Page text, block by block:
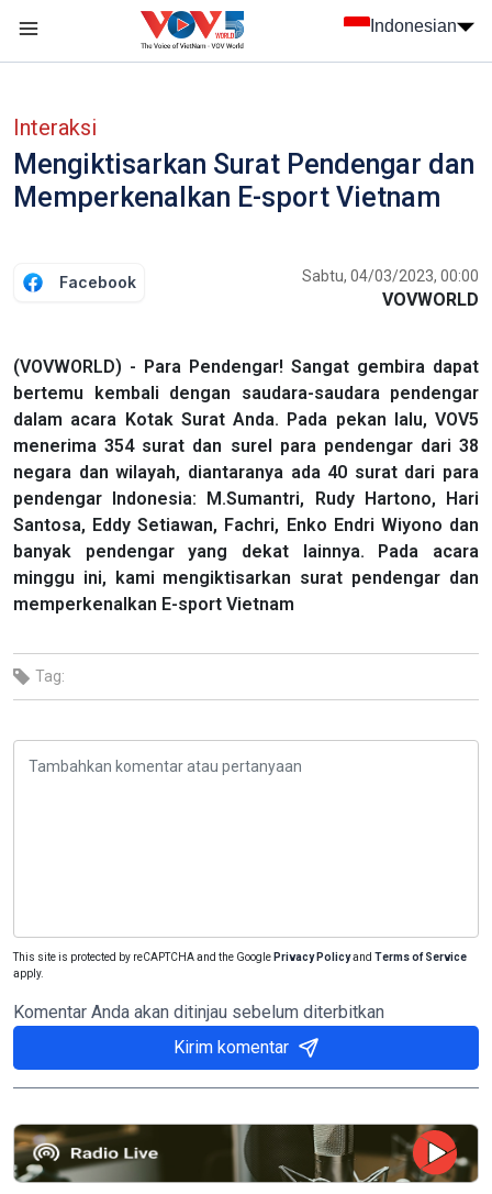
Indonesian
Interaksi
Mengiktisarkan Surat Pendengar dan
Memperkenalkan E-sport Vietnam
Facebook Sabtu, 04/03/2023, 00:00
VOVWORLD
(VOVWORLD) - Para Pendengar! Sangat gembira dapat
bertemu kembali dengan saudara-saudara pendengar
dalam acara Kotak Surat Anda. Pada pekan lalu, VOV5
menerima 354 surat dan surel para pendengar dari 38
negara dan wilayah, diantaranya ada 40 surat dari para
pendengar Indonesia: M.Sumantri, Rudy Hartono, Hari
Santosa, Eddy Setiawan, Fachri, Enko Endri Wiyono dan
banyak pendengar yang dekat lainnya. Pada acara
minggu ini, kami mengiktisarkan surat pendengar dan
memperkenalkan E-sport Vietnam
Tag:
This site is protected by reCAPTCHA and the Google Privacy Policyand Terms of Service
apply.
Komentar Anda akan ditinjau sebelum diterbitkan
Kirim komentar